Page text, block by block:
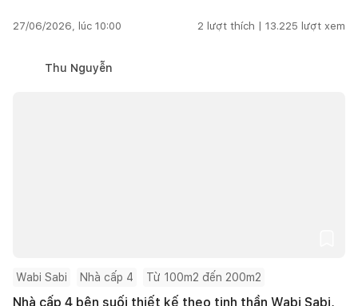
27/06/2026, lúc 10:00 2 lượt thích | 13.225 lượt xem
Thu Nguyễn
Wabi Sabi Nhà cấp 4 Từ 100m2 đến 200m2
Nhà cấp 4 bên suối thiết kế theo tinh thần Wabi Sabi,